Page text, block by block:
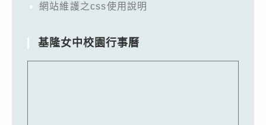
網站維護之css使用說明
基隆女中校園行事曆